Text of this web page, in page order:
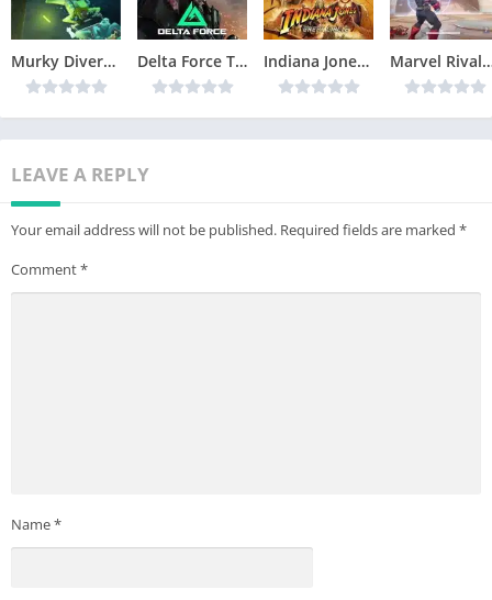
Murky Divers Télécharger jeu PC Delta Force Télécharger jeu PC Indiana Jones and the Great Circle Télécharger jeu PC Marvel Rivals
LEAVE A REPLY
Your email address will not be published. Required fields are marked *
Comment*
Name*